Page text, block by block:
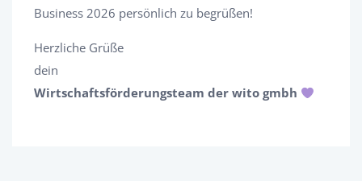
Business 2026 persönlich zu begrüßen!
Herzliche Grüße
dein
Wirtschaftsförderungsteam der wito gmbh